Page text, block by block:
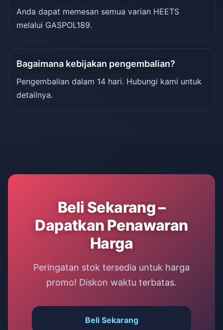
Anda dapat memesan semua varian HEETS
melalui GASPOL189.
Bagaimana kebijakan pengembalian?
Pengembalian dalam 14 hari. Hubungi kami untuk
detailnya.
Beli Sekarang –
Dapatkan Penawaran
Harga
Peringatan stok tersedia untuk harga
promo! Diskon waktu terbatas.
Beli Sekarang